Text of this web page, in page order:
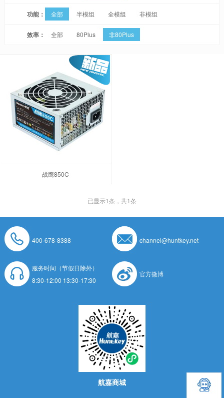
功能： 全部 半模组 全模组 非模组
效率： 全部 80Plus 非80Plus
战鹰850C
已显示1条，共1条
400-678-8388 channel@huntkey.net
服务时间（节假日除外）
8:30-12:00 13:30-17:30
官方微博
航嘉商城